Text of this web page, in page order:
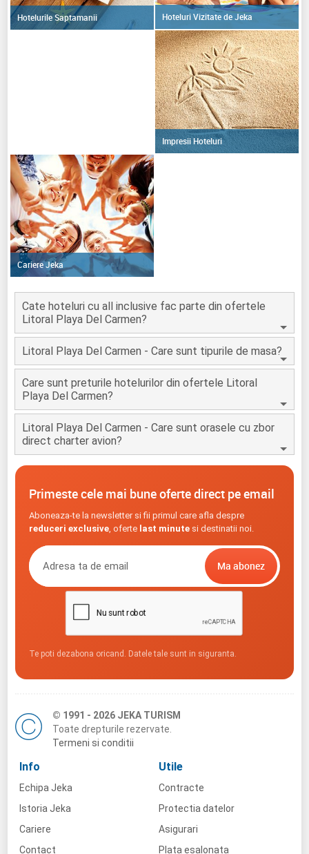
Hotelurile Saptamanii Hoteluri Vizitate de Jeka
Impresii Hoteluri
Cariere Jeka
Cate hoteluri cu all inclusive fac parte din ofertele
Litoral Playa Del Carmen?
Litoral Playa Del Carmen - Care sunt tipurile de masa?
Care sunt preturile hotelurilor din ofertele Litoral
Playa Del Carmen?
Litoral Playa Del Carmen - Care sunt orasele cu zbor
direct charter avion?
Primeste cele mai bune oferte direct pe email
Aboneaza-te la newsletter si fii primul care afla despre
reduceri exclusive, oferte last minutesi destinatii noi.
Te poti dezabona oricand. Datele tale sunt in siguranta.
© 1991 - 2026 JEKA TURISM
Toate drepturile rezervate.
Termeni si conditii
Info
Echipa Jeka
Istoria Jeka
Cariere
Contact
Utile
Contracte
Protectia datelor
Asigurari
Plata esalonata